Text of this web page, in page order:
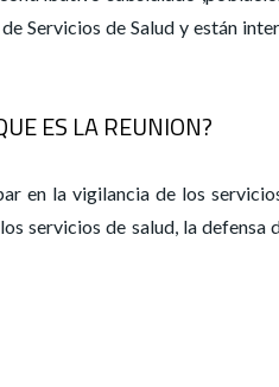
Servicios de Salud y están
ES LA REUNION?
en la vigilancia de los
servicios de salud, la